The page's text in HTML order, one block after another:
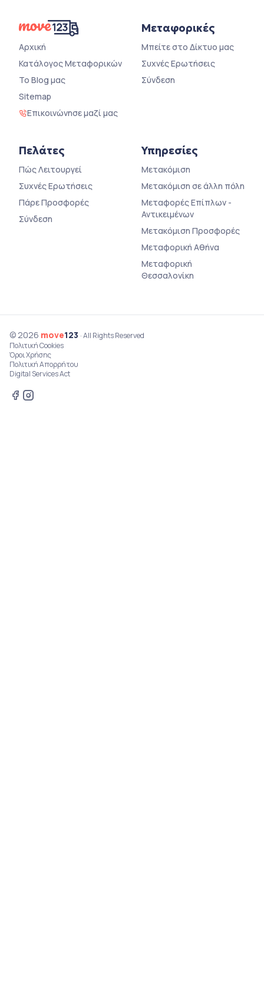
Αρχική
Κατάλογος Μεταφορικών
Το Blog μας
Sitemap
Επικοινώνησε μαζί μας
Μεταφορικές
Μπείτε στο Δίκτυο μας
Συχνές Ερωτήσεις
Σύνδεση
Πελάτες
Πώς Λειτουργεί
Συχνές Ερωτήσεις
Πάρε Προσφορές
Σύνδεση
Υπηρεσίες
Μετακόμιση
Μετακόμιση σε άλλη πόλη
Μεταφορές Επίπλων -
Αντικειμένων
Μετακόμιση Προσφορές
Μεταφορική Αθήνα
Μεταφορική
Θεσσαλονίκη
© 2026 move123 · All Rights Reserved
Πολιτική Cookies
Όροι Χρήσης
Πολιτική Απορρήτου
Digital Services Act